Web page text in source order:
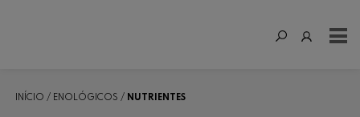
INÍCIO ENOLÓGICOS NUTRIENTES